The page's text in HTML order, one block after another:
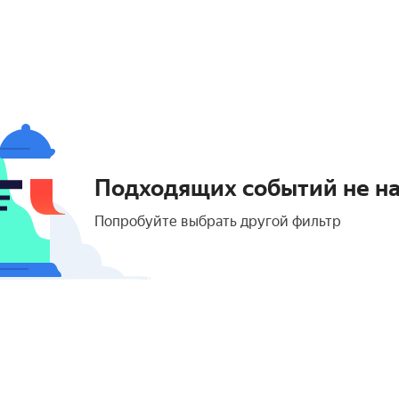
Подходящих событий не
Попробуйте выбрать другой фильтр